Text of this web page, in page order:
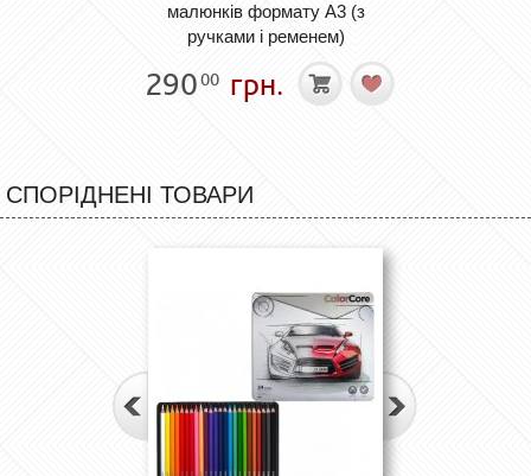
малюнків формату А3 (з
ручками і ременем)
29000 грн.
СПОРІДНЕНІ ТОВАРИ